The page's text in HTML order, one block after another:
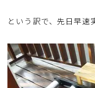
という訳で、先日早速